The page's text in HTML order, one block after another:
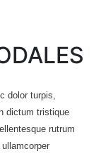
dolor turpis,
dictum tristique
rutrum